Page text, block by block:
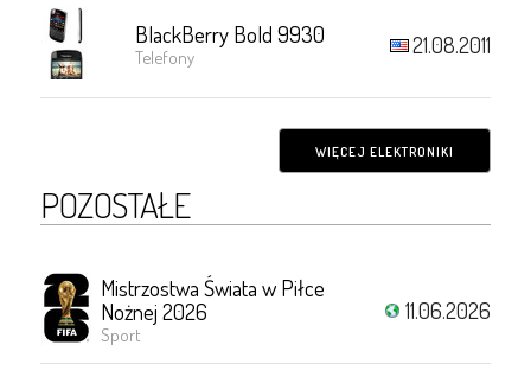
BlackBerry Bold 9930
Telefony 21.08.2011
WIĘCEJ ELEKTRONIKI
POZOSTAŁE
Mistrzostwa Świata w Piłce
Nożnej 2026
Sport
11.06.2026